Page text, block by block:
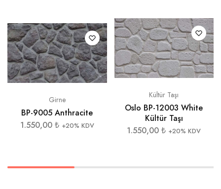
Girne
BP-9005 Anthracite
1.550,00 ₺ +20% KDV
Kültür Taşı
Oslo BP-12003 White
Kültür Taşı
1.550,00₺ +20% KDV